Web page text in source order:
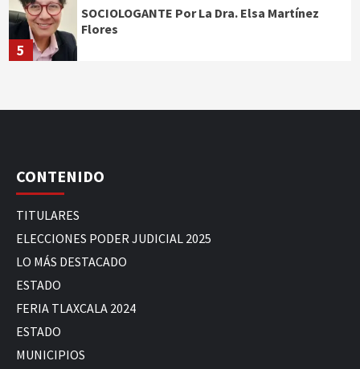
5
SOCIOLOGANTE Por La Dra. Elsa Martínez
Flores
CONTENIDO
TITULARES
ELECCIONES PODER JUDICIAL 2025
LO MÁS DESTACADO
ESTADO
FERIA TLAXCALA 2024
ESTADO
MUNICIPIOS